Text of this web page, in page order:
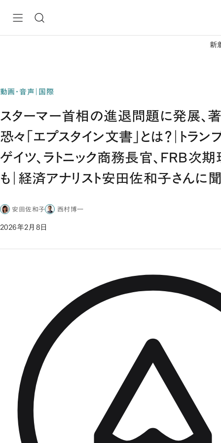
新
動画・音声｜国際
スターマー首相の進退問題に発展、
恐々「エプスタイン文書」とは？｜トラン
ゲイツ、ラトニック商務長官、FRB次
も｜経済アナリスト安田佐和子さんに
安田佐和子 西村博一
2026年2月8日